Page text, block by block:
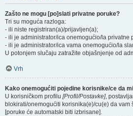
Zašto ne mogu [po]slati privatne poruke?
Tri su moguća razloga:
- ili niste registriran(a)/prijavljen(a);
- ili je administrator/ica onemogućio/la privatne
- ili je administrator/ica vama onemogućio/la
U potonjem slučaju zatražite objašnjenje od
Vrh
Kako onemogućiti pojedine korisnike/ce da
U korisničkom profilu [Profil/Postavke],
blokirati/onemogućiti korisnika(e)/cu(e) da vam
[poruke će automatski biti izbrisane].